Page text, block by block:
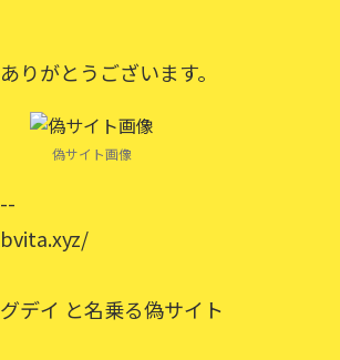
りがとうございます。
偽サイト画像
デイ と名乗る偽サイト